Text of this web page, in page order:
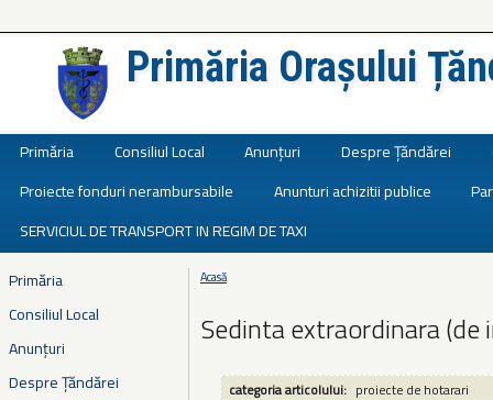
Primăria Orașului
Primăria Consiliul Local Anunțuri Despre Țăndărei
Proiecte fonduri nerambursabile
Anunturi achizitii publice
SERVICIUL DE TRANSPORT IN REGIM DE TAXI
Primăria
Consiliul Local
Anunțuri
Despre Țăndărei
Eşti aici
Acasă
Sedinta extraordinara (de
categoria articolului: proiecte de hotarari